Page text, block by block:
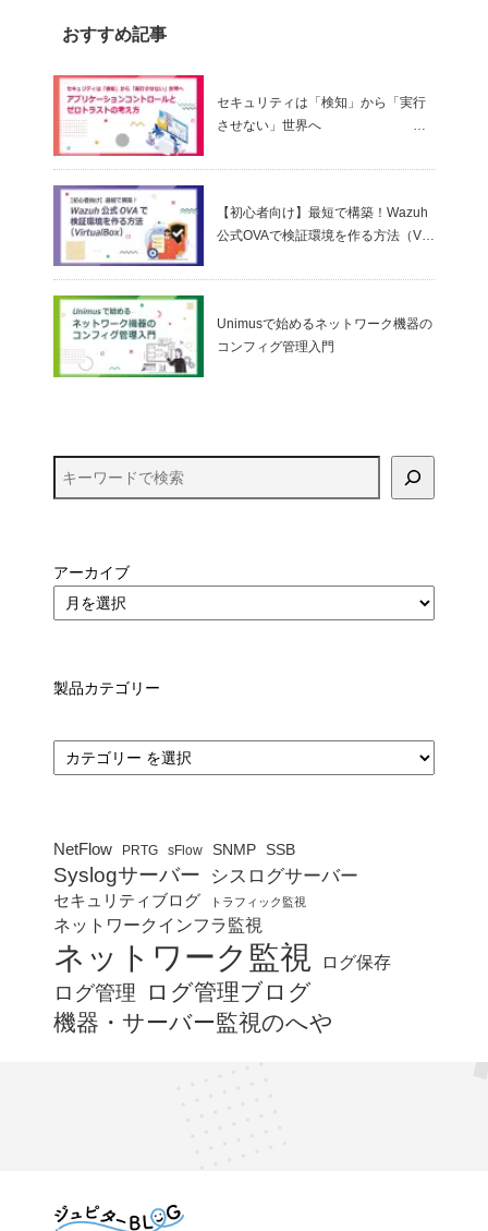
おすすめ記事
セキュリティは「検知」から「実行
させない」世界へ
ゼロトラストの考え方
【初心者向け】最短で構築！Wazuh
公式OVAで検証環境を作る方法（Virt
Unimusで始めるネットワーク機器の
コンフィグ管理入門
アーカイブ
製品カテゴリー
カ
テ
ゴ
NetFlow PRTG sFlow SNMP SSB
Syslogサーバー シスログサーバー
セキュリティブログ トラフィック監視
ネットワークインフラ監視
ネットワーク監視 ログ保存
ログ管理
ログ管理ブログ
機器・サーバー監視のへや